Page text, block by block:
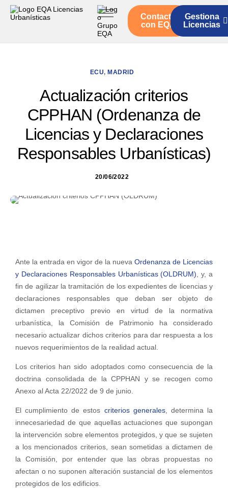
Servicios
Contacto
con EQA
Gestiona
Licencias
ECU, MADRID
Actualización criterios
CPPHAN (Ordenanza de
Licencias y Declaraciones
Responsables Urbanísticas)
20/06/2022
Ante la entrada en vigor de la nueva Ordenanza de Licencias
y Declaraciones Responsables Urbanísticas (OLDRUM) , y, a
fin de agilizar la tramitación de los expedientes de licencias y
declaraciones responsables que deban ser objeto de
dictamen preceptivo previo en virtud de la normativa
urbanística, la Comisión de Patrimonio ha considerado
necesario actualizar dichos criterios para dar respuesta a los
nuevos requerimientos de la realidad actual.
Los criterios han sido adoptados como consecuencia de la
doctrina consolidada de la CPPHAN y se recogen como
Anexo al Acta 22/2022 de 9 de junio.
El cumplimiento de estos criterios generales, determina la
innecesariedad de que aquellas actuaciones que supongan
la intervención sobre elementos protegidos, y que se sujeten
a los mencionados criterios, sean sometidas a dictamen de
la Comisión, por entender que las obras propuestas no
afectan o no suponen alteración sustancial de los elementos
protegidos de los edificios.